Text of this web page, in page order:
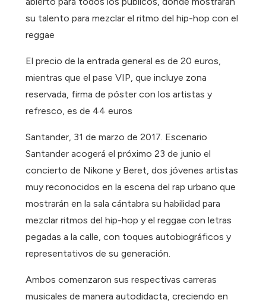
su talento para mezclar el ritmo del hip-hop con el
reggae
El precio de la entrada general es de 20 euros,
mientras que el pase VIP, que incluye zona
reservada, firma de póster con los artistas y
refresco, es de 44 euros
Santander, 31 de marzo de 2017. Escenario
Santander acogerá el próximo 23 de junio el
concierto de Nikone y Beret, dos jóvenes artistas
muy reconocidos en la escena del rap urbano que
mostrarán en la sala cántabra su habilidad para
mezclar ritmos del hip-hop y el reggae con letras
pegadas a la calle, con toques autobiográficos y
representativos de su generación.
Ambos comenzaron sus respectivas carreras
musicales de manera autodidacta, creciendo en